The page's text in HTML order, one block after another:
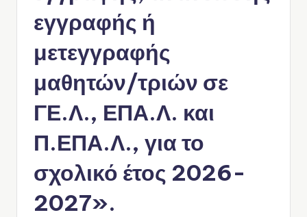
εγγραφής ή
μετεγγραφής
μαθητών/τριών σε
ΓΕ.Λ., ΕΠΑ.Λ. και
Π.ΕΠΑ.Λ., για το
σχολικό έτος 2026-
2027».